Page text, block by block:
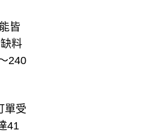
皆
料
240
單受
41